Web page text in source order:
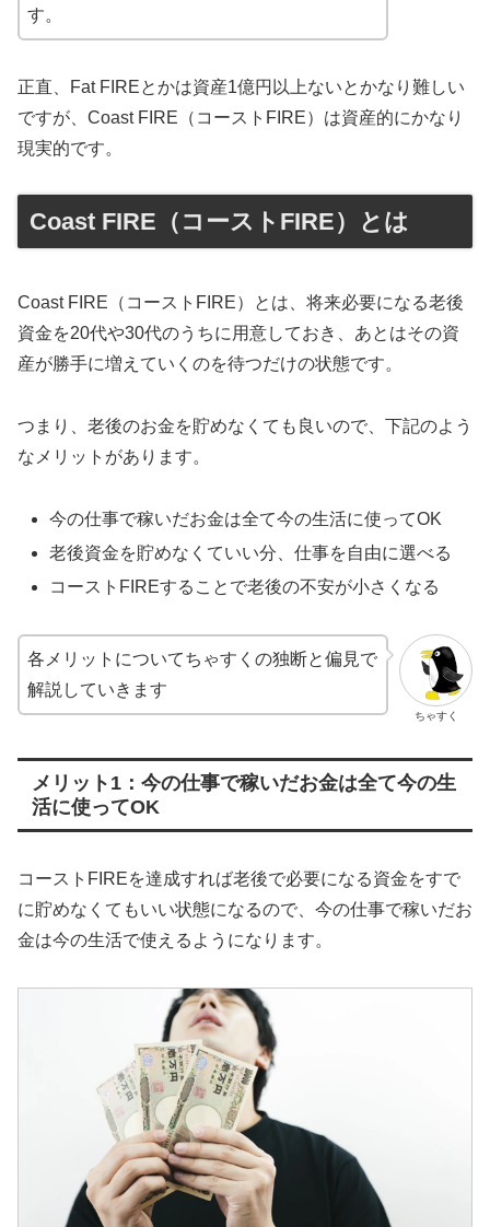
す。
正直、Fat FIREとかは資産1億円以上ないとかなり難しい
ですが、Coast FIRE（コーストFIRE）は資産的にかなり
現実的です。
Coast FIRE（コーストFIRE）とは
Coast FIRE（コーストFIRE）とは、将来必要になる老後
資金を20代や30代のうちに用意しておき、あとはその資
産が勝手に増えていくのを待つだけの状態です。
つまり、老後のお金を貯めなくても良いので、下記のよう
なメリットがあります。
今の仕事で稼いだお金は全て今の生活に使ってOK
老後資金を貯めなくていい分、仕事を自由に選べる
コーストFIREすることで老後の不安が小さくなる
ちゃすく
各メリットについてちゃすくの独断と偏見で
解説していきます
メリット1：今の仕事で稼いだお金は全て今の生
活に使ってOK
コーストFIREを達成すれば老後で必要になる資金をすで
に貯めなくてもいい状態になるので、今の仕事で稼いだお
金は今の生活で使えるようになります。